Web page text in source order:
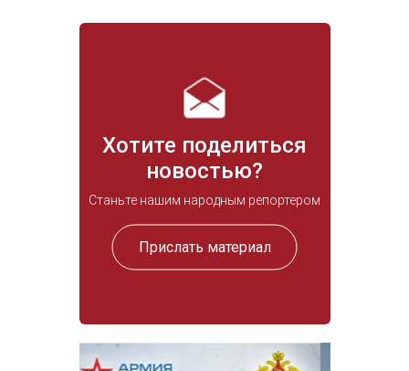
Хотите поделиться
новостью?
Станьте нашим народным репортером
Прислать материал